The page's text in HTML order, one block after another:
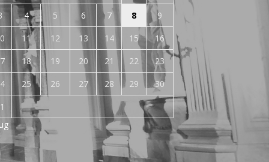
4 5 6 7 8
9
11 12 13 14 15
16
18 19 20 21 22
23
25 26 27 28 29
30